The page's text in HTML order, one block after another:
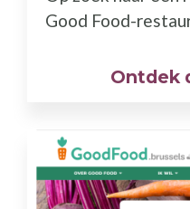
gids)
Good Food-
Ontdek